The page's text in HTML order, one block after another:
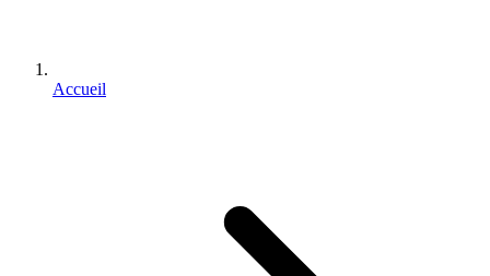
Accueil